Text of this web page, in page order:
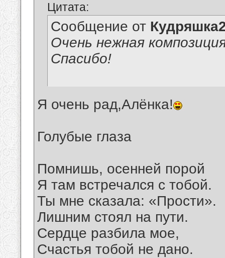
Цитата:
Сообщение от
Очень нежная
Спасибо!
Я очень рад,Алёнка!
Голубые глаза
Помнишь, осенней порой
Я там встречался с тобой.
Ты мне сказала: «Прости».
Лишним стоял на пути.
Сердце разбила мое,
Счастья тобой не дано.